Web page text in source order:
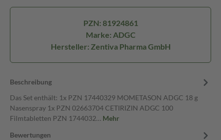
PZN: 81924861
Marke: ADGC
Hersteller: Zentiva Pharma GmbH
Beschreibung
Das Set enthält: 1x PZN 17440329 MOMETASON ADGC 18 g
Nasenspray 1x PZN 02663704 CETIRIZIN ADGC 100
Filmtabletten PZN 1744032… Mehr
Bewertungen